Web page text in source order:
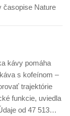
časopise Nature
kávy pomáha
s kofeínom –
trajektórie
funkcie, uviedla
od 47 513…